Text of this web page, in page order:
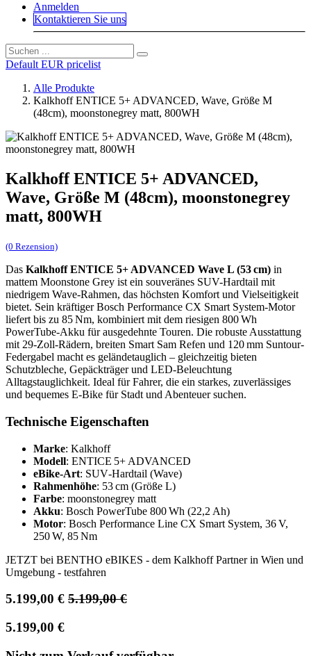
Anmelden
Kontaktieren Sie uns
Default EUR pricelist
Alle Produkte
Kalkhoff ENTICE 5+ ADVANCED, Wave, Größe M
(48cm), moonstonegrey matt, 800WH
Kalkhoff ENTICE 5+ ADVANCED,
Wave, Größe M (48cm), moonstonegrey
matt, 800WH
(0 Rezension)
Das Kalkhoff ENTICE 5+ ADVANCED Wave L (53 cm) in
mattem Moonstone Grey ist ein souveränes SUV-Hardtail mit
niedrigem Wave-Rahmen, das höchsten Komfort und Vielseitigkeit
bietet. Sein kräftiger Bosch Performance CX Smart System-Motor
liefert bis zu 85 Nm, kombiniert mit dem riesigen 800 Wh
PowerTube-Akku für ausgedehnte Touren. Die robuste Ausstattung
mit 29-Zoll-Rädern, breiten Smart Sam Refen und 120 mm Suntour-
Federgabel macht es geländetauglich – gleichzeitig bieten
Schutzbleche, Gepäckträger und LED-Beleuchtung
Alltagstauglichkeit. Ideal für Fahrer, die ein starkes, zuverlässiges
und bequemes E‑Bike für Stadt und Abenteuer suchen.
Technische Eigenschaften
Marke: Kalkhoff
Modell: ENTICE 5+ ADVANCED
eBike‑Art: SUV‑Hardtail (Wave)
Rahmenhöhe: 53 cm (Größe L)
Farbe: moonstonegrey matt
Akku: Bosch PowerTube 800 Wh (22,2 Ah)
Motor: Bosch Performance Line CX Smart System, 36 V,
250 W, 85 Nm
JETZT bei BENTHO eBIKES - dem Kalkhoff Partner in Wien und
Umgebung - testfahren
5.199,00 € 5.199,00€
5.199,00 €